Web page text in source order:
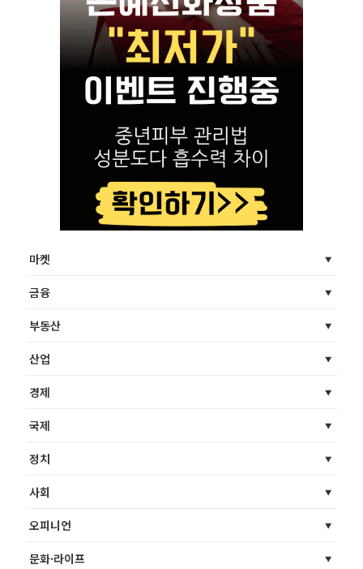
마켓
금융
부동산
산업
경제
국제
정치
사회
오피니언
문화·라이프